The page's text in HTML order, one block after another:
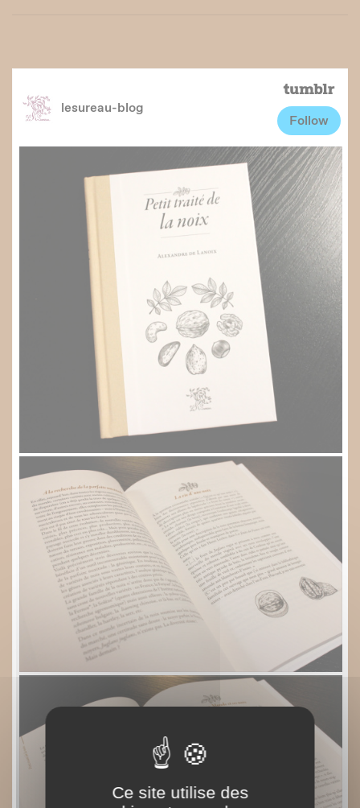
Ce site utilise des